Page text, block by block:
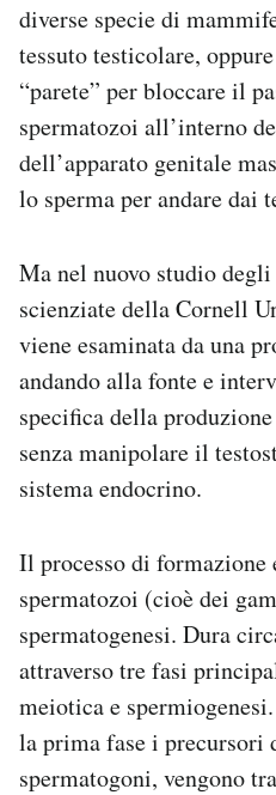
diverse specie di
tessuto testicolare,
“parete” per bloccare il
spermatozoi all’interno
dell’apparato genitale
lo sperma per andare dai
Ma nel nuovo studio
scienziate della Cornell
viene esaminata da una
andando alla fonte e
specifica della
senza manipolare il
sistema endocrino.
Il processo di formazione
spermatozoi (cioè dei
spermatogenesi. Dura
attraverso tre fasi
meiotica e
la prima fase i precursori
spermatogoni, vengono